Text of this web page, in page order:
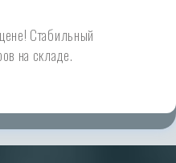
Стабильный
на складе.